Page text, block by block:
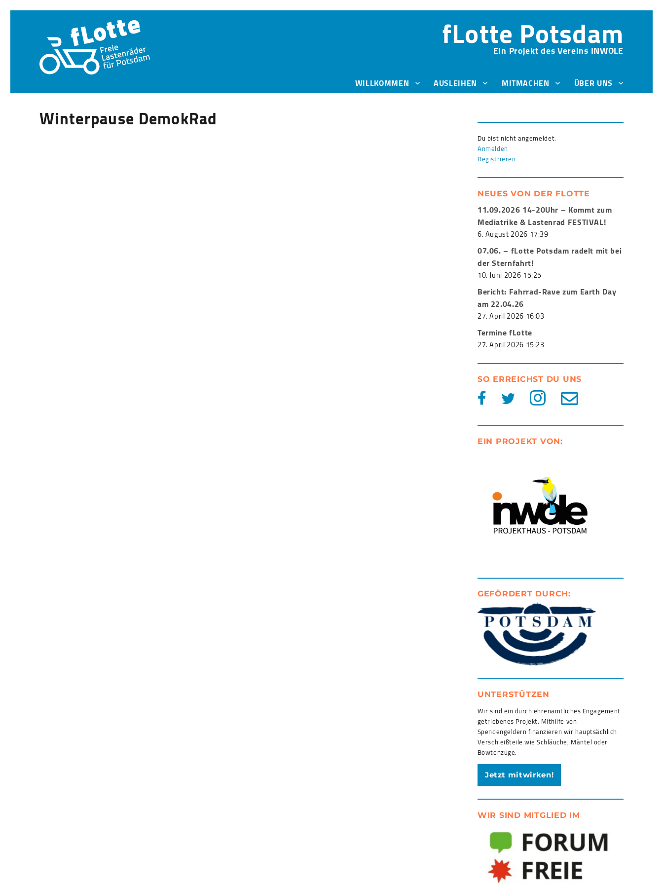
fLotte Potsdam
Ein Projekt des Vereins INWOLE
WILLKOMMEN AUSLEIHEN MITMACHEN ÜBER UNS
Winterpause DemokRad
Du bist nicht angemeldet.
Anmelden
Registrieren
NEUES VON DER FLOTTE
11.09.2026 14-20Uhr – Kommt zum
Mediatrike & Lastenrad FESTIVAL!
6. August 2026 17:39
07.06. – fLotte Potsdam radelt mit bei
der Sternfahrt!
10. Juni 2026 15:25
Bericht: Fahrrad-Rave zum Earth Day
am 22.04.26
27. April 2026 16:03
Termine fLotte
27. April 2026 15:23
SO ERREICHST DU UNS
EIN PROJEKT VON:
GEFÖRDERT DURCH:
UNTERSTÜTZEN
Wir sind ein durch ehrenamtliches Engagement
getriebenes Projekt. Mithilfe von
Spendengeldern finanzieren wir hauptsächlich
Verschleißteile wie Schläuche, Mäntel oder
Bowtenzüge.
Jetzt mitwirken!
WIR SIND MITGLIED IM